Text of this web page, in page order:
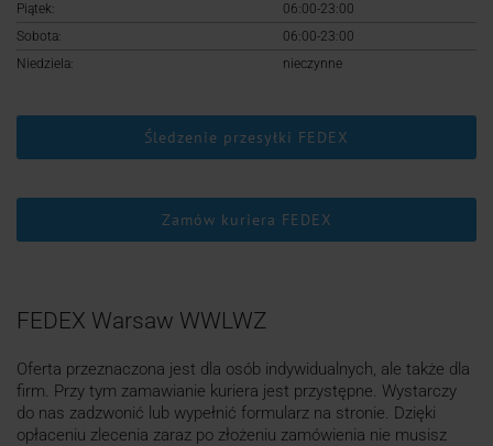
Piątek:
06:00-23:00
Sobota:
06:00-23:00
Niedziela:
nieczynne
Śledzenie przesyłki FEDEX
Zamów kuriera FEDEX
FEDEX Warsaw WWLWZ
Oferta przeznaczona jest dla osób indywidualnych, ale także dla
firm. Przy tym zamawianie kuriera jest przystępne. Wystarczy
do nas zadzwonić lub wypełnić formularz na stronie. Dzięki
opłaceniu zlecenia zaraz po złożeniu zamówienia nie musisz